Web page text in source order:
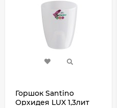
Горшок Santino
Орхидея LUX 1,3лит